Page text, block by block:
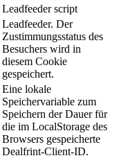
Leadfeeder script
Leadfeeder. Der
Zustimmungsstatus des
Besuchers wird in
diesem Cookie
gespeichert.
Eine lokale
Speichervariable zum
Speichern der Dauer für
die im LocalStorage des
Browsers gespeicherte
Dealfrint-Client-ID.